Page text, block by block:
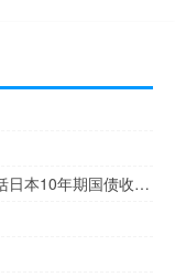
日本央行行长植田和男：对于如何调整包括日本10年期国债收益率目标在内的收益率曲线控制（YCC）我还没有清晰的想法不认为在消费和资本支出疲软时可以出现积极的工资循环